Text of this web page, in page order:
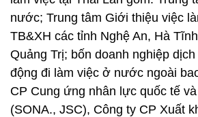
nước; Trung tâm Giới thiệu việc
TB&XH các tỉnh Nghệ An, Hà
Quảng Trị; bốn doanh nghiệp
động đi làm việc ở nước ngoài
CP Cung ứng nhân lực quốc tế
(SONA., JSC), Công ty CP Xuất